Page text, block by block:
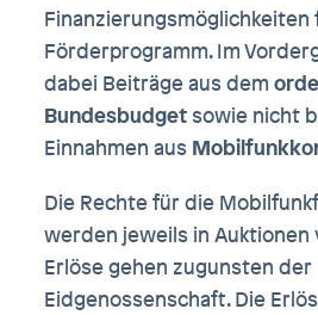
Finanzierungsmöglichkeiten
Förderprogramm. Im
dabei Beiträge aus dem
Bundesbudget sowie nicht
Einnahmen aus
Die Rechte für die
werden jeweils in
Erlöse gehen zugunsten der
Eidgenossenschaft. Die